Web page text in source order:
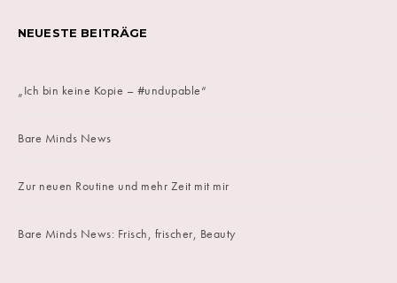
NEUESTE BEITRÄGE
„Ich bin keine Kopie – #undupable“
Bare Minds News
Zur neuen Routine und mehr Zeit mit mir
Bare Minds News: Frisch, frischer, Beauty